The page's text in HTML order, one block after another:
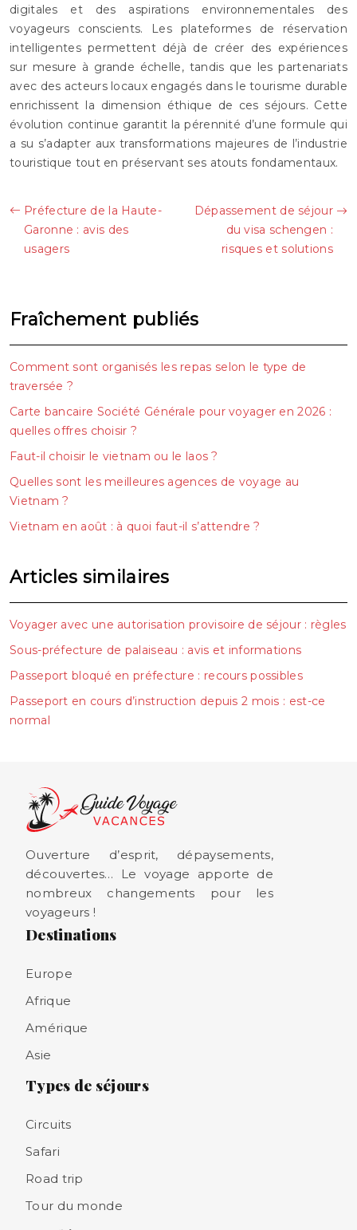
digitales et des aspirations environnementales des
voyageurs conscients. Les plateformes de réservation
intelligentes permettent déjà de créer des expériences
sur mesure à grande échelle, tandis que les partenariats
avec des acteurs locaux engagés dans le tourisme durable
enrichissent la dimension éthique de ces séjours. Cette
évolution continue garantit la pérennité d’une formule qui
a su s’adapter aux transformations majeures de l’industrie
touristique tout en préservant ses atouts fondamentaux.
Préfecture de la Haute-
Garonne : avis des
usagers
Dépassement de séjour
du visa schengen :
risques et solutions
Fraîchement publiés
Comment sont organisés les repas selon le type de
traversée ?
Carte bancaire Société Générale pour voyager en 2026 :
quelles offres choisir ?
Faut-il choisir le vietnam ou le laos ?
Quelles sont les meilleures agences de voyage au
Vietnam ?
Vietnam en août : à quoi faut-il s’attendre ?
Articles similaires
Voyager avec une autorisation provisoire de séjour : règles
Sous-préfecture de palaiseau : avis et informations
Passeport bloqué en préfecture : recours possibles
Passeport en cours d’instruction depuis 2 mois : est-ce
normal
Ouverture d’esprit, dépaysements,
découvertes… Le voyage apporte de
nombreux changements pour les
voyageurs !
Destinations
Europe
Afrique
Amérique
Asie
Types de séjours
Circuits
Safari
Road trip
Tour du monde